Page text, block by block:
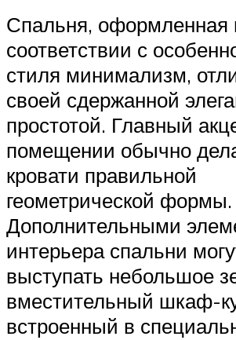
Спальня, оформленная
соответствии с
стиля минимализм,
своей сдержанной
простотой. Главный
помещении обычно
кровати правильной
геометрической формы.
Дополнительными
интерьера спальни
выступать небольшое
вместительный шкаф-
встроенный в